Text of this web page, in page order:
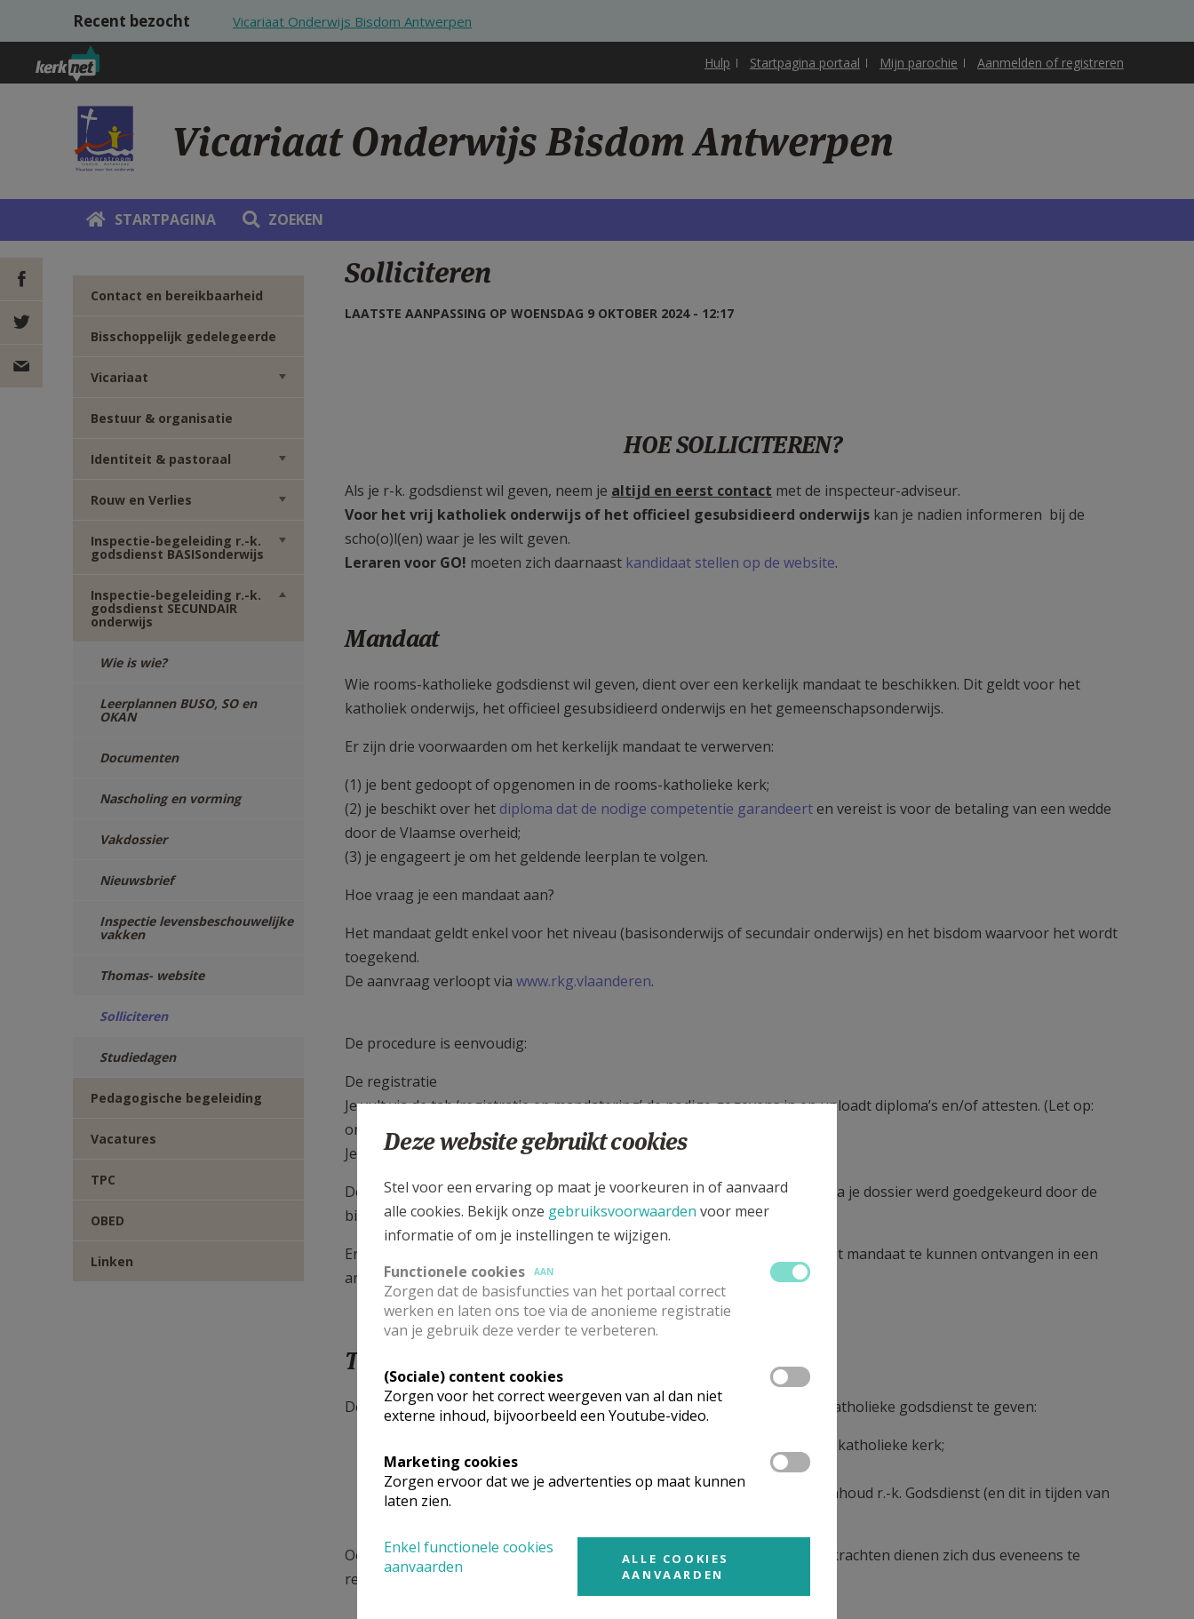
Overslaan en naar de inhoud gaan
Recent bezocht Vicariaat Onderwijs Bisdom Antwerpen
Hulp Startpagina portaal Mijn parochie Aanmelden of registreren
Vicariaat Onderwijs Bisdom Antwerpen
STARTPAGINA ZOEKEN
DEEL OP
FACEBOOK
DEEL OP
Contact en bereikbaarheid
Bisschoppelijk gedelegeerde
Vicariaat
Bestuur & organisatie
Identiteit & pastoraal
Rouw en Verlies
Inspectie-begeleiding r.-k.
godsdienst BASISonderwijs
Inspectie-begeleiding r.-k.
godsdienst SECUNDAIR
onderwijs
Wie is wie?
Leerplannen BUSO, SO en
OKAN
Documenten
Nascholing en vorming
Vakdossier
Nieuwsbrief
Inspectie levensbeschouwelijke
vakken
Thomas- website
Solliciteren
Studiedagen
Pedagogische begeleiding
Vacatures
TPC
OBED
Linken
Solliciteren
LAATSTE AANPASSING OP WOENSDAG 9 OKTOBER 2024 - 12:17
HOE SOLLICITEREN?
Als je r-k. godsdienst wil geven, neem je altijd en eerst contact met de inspecteur-adviseur.
Voor het vrij katholiek onderwijs of het officieel gesubsidieerd onderwijs kan je nadien informeren bij de
scho(o)l(en) waar je les wilt geven.
Leraren voor GO! moeten zich daarnaast kandidaat stellen op de website.
Mandaat
Wie rooms-katholieke godsdienst wil geven, dient over een kerkelijk mandaat te beschikken. Dit geldt voor het
katholiek onderwijs, het officieel gesubsidieerd onderwijs en het gemeenschapsonderwijs.
Er zijn drie voorwaarden om het kerkelijk mandaat te verwerven:
(1) je bent gedoopt of opgenomen in de rooms-katholieke kerk;
(2) je beschikt over het diploma dat de nodige competentie garandeerten vereist is voor de betaling van een wedde
door de Vlaamse overheid;
(3) je engageert je om het geldende leerplan te volgen.
Hoe vraag je een mandaat aan?
Het mandaat geldt enkel voor het niveau (basisonderwijs of secundair onderwijs) en het bisdom waarvoor het wordt
toegekend.
De aanvraag verloopt viawww.rkg.vlaanderen.
De procedure is eenvoudig:
De registratie
Je vult via de tab ‘registratie en mandatering’ de nodige gegevens in en uploadt diploma’s en/of attesten. (Let op:
onthoud je gebruikersnaam en wachtwoord!)
Je ontvangt een mailtje zodra de registratie is goedgekeurd.
De rest van de procedure verloopt automatisch. Je ontvangt een mail zodra je dossier werd goedgekeurd door de
bisschoppelijk gedelegeerde en je het mandaat kan downloaden.
Er gelden (binnen hetzelfde niveau) geen bijkomende voorwaarden om het mandaat te kunnen ontvangen in een
ander bisdom.
Tijdelijke toestemming
De bisschop kan eventueel een tijdelijke toestemming geven om rooms-katholieke godsdienst te geven:
aan wie zich voorbereidt op het doopsel of de opname in de rooms-katholieke kerk;
aan wie de opleiding tot leraar godsdienst volgt;
aan wie beschikt over een bachelor- of masterdiploma zonder vakinhoud r.-k. Godsdienst (en dit in tijden van
Ook deze tijdelijke toestemming verloopt via de tool. Deze kandidaat-leerkrachten dienen zich dus eveneens te
registreren.
Deze website gebruikt cookies
Stel voor een ervaring op maat je voorkeuren in of aanvaard
alle cookies. Bekijk onze gebruiksvoorwaarden voor meer
informatie of om je instellingen te wijzigen.
Functionele cookies
AAN
Zorgen dat de basisfuncties van het portaal correct
werken en laten ons toe via de anonieme registratie
van je gebruik deze verder te verbeteren.
(Sociale) content cookies
Zorgen voor het correct weergeven van al dan niet
externe inhoud, bijvoorbeeld een Youtube-video.
Marketing cookies
Zorgen ervoor dat we je advertenties op maat kunnen
laten zien.
Enkel functionele cookies
aanvaarden
ALLE COOKIES
AANVAARDEN